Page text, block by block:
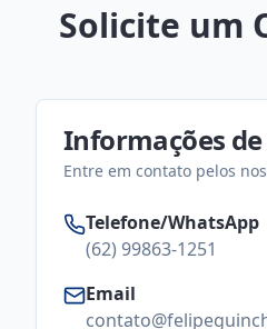
Solicite um
Informações
Entre em contato pelos
Telefone/WhatsApp
(62) 99863-1251
Email